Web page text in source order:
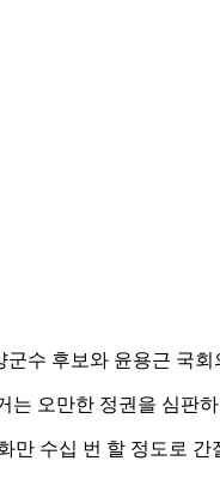
수 후보와 윤용근 국
는 오만한 정권을 심판
수십 번 할 정도로